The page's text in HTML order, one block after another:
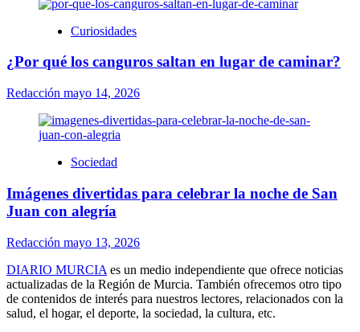
Curiosidades
¿Por qué los canguros saltan en lugar de caminar?
Redacción mayo 14, 2026
Sociedad
Imágenes divertidas para celebrar la noche de San
Juan con alegría
Redacción mayo 13, 2026
DIARIO MURCIA es un medio independiente que ofrece noticias
actualizadas de la Región de Murcia. También ofrecemos otro tipo
de contenidos de interés para nuestros lectores, relacionados con la
salud, el hogar, el deporte, la sociedad, la cultura, etc.